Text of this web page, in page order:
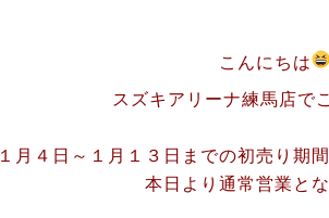
こんにちは
スズキアリーナ練馬店で
１月４日～１月１３日までの初売り期
本日より通常営業とな